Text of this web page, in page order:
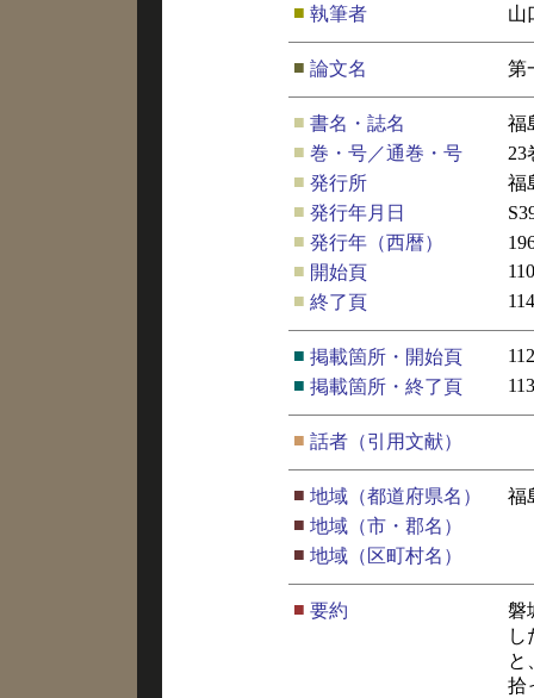
■ 執筆者 山
■ 論文名 第
■ 書名・誌名
福
■ 巻・号／通巻・号
23
■ 発行所
福
■ 発行年月日
■ 発行年（西暦）
■ 開始頁
110
■ 終了頁 114
■ 掲載箇所・開始頁
112
■ 掲載箇所・終了頁 113
■ 話者（引用文献）
■ 地域（都道府県名）
福
■ 地域（市・郡名）
■ 地域（区町村名）
■ 要約
磐
し
と
拾